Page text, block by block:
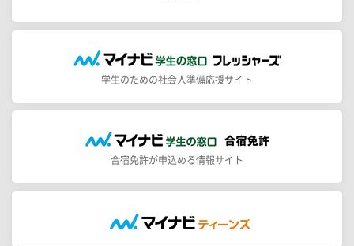
学生のための社会人準備応援サイト
合宿免許が申込める情報サイト